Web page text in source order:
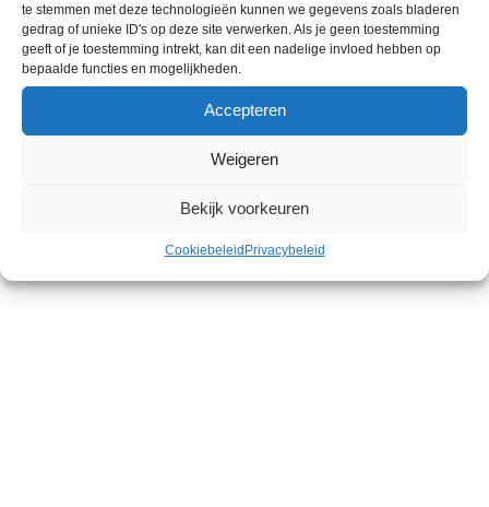
te stemmen met deze technologieën kunnen we gegevens zoals bladeren
gedrag of unieke ID's op deze site verwerken. Als je geen toestemming
geeft of je toestemming intrekt, kan dit een nadelige invloed hebben op
bepaalde functies en mogelijkheden.
Accepteren
Weigeren
Bekijk voorkeuren
CookiebeleidPrivacybeleid
Batavus Altura PT BES3